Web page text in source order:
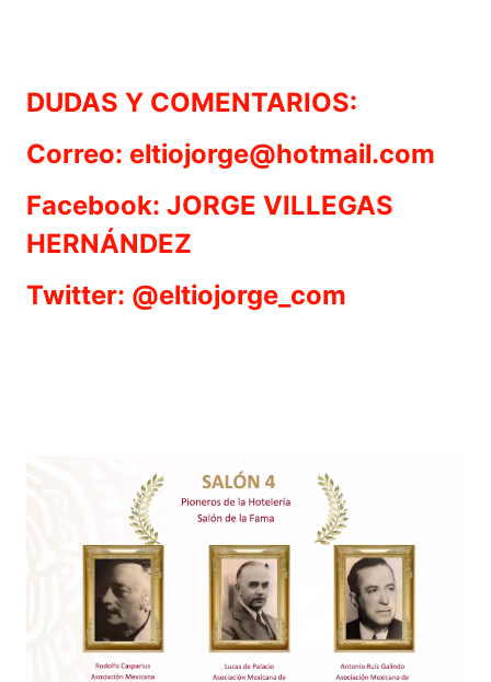
DUDAS Y COMENTARIOS:
Correo: eltiojorge@hotmail.com
Facebook: JORGE VILLEGAS
HERNÁNDEZ
Twitter: @eltiojorge_com